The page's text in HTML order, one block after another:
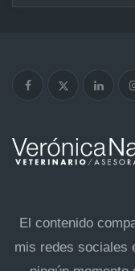
El contenido
mis redes sociales